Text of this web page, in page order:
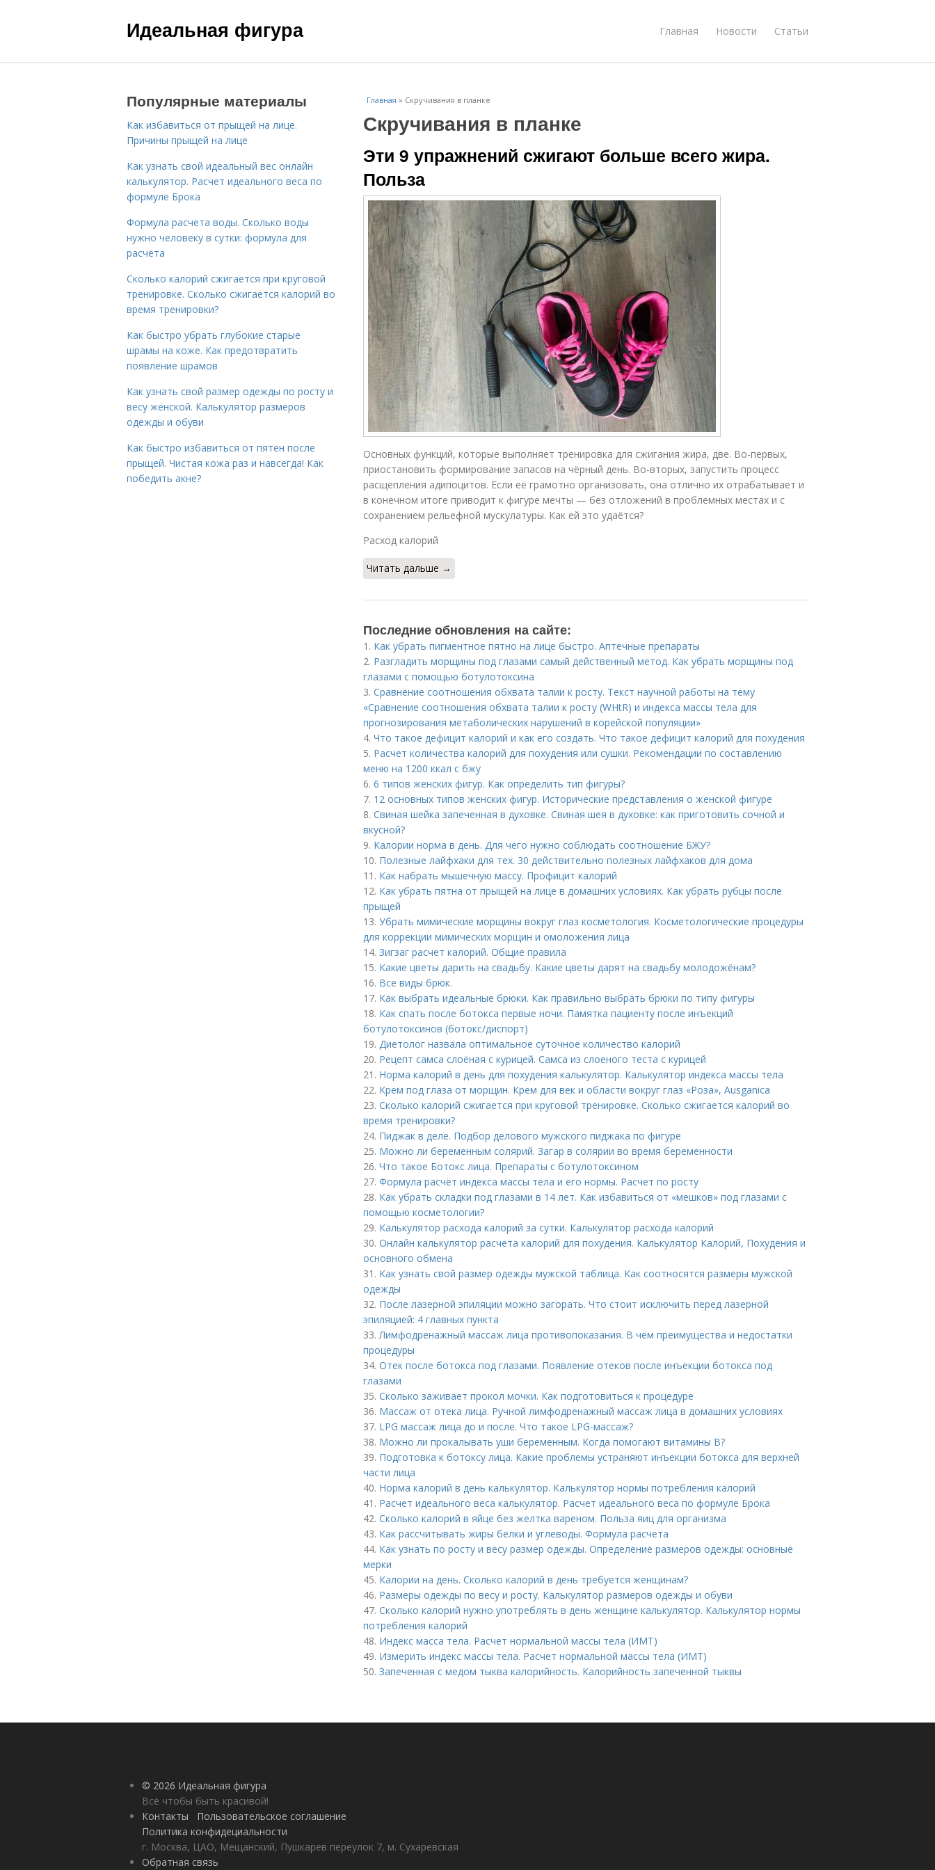
Идеальная фигура Главная Новости Статьи
Главная » Скручивания в планке
Скручивания в планке
Эти 9 упражнений сжигают больше всего жира.
Польза
Основных функций, которые выполняет тренировка для сжигания жира, две. Во-первых,
приостановить формирование запасов на чёрный день. Во-вторых, запустить процесс
расщепления адипоцитов. Если её грамотно организовать, она отлично их отрабатывает и
в конечном итоге приводит к фигуре мечты — без отложений в проблемных местах и с
сохранением рельефной мускулатуры. Как ей это удаётся?
Расход калорий
Читать дальше →
Последние обновления на сайте:
1. Как убрать пигментное пятно на лице быстро. Аптечные препараты
2. Разгладить морщины под глазами самый действенный метод. Как убрать морщины под
глазами с помощью ботулотоксина
3. Сравнение соотношения обхвата талии к росту. Текст научной работы на тему
«Сравнение соотношения обхвата талии к росту (WHtR) и индекса массы тела для
прогнозирования метаболических нарушений в корейской популяции»
4. Что такое дефицит калорий и как его создать. Что такое дефицит калорий для похудения
5. Расчет количества калорий для похудения или сушки. Рекомендации по составлению
меню на 1200 ккал с бжу
6. 6 типов женских фигур. Как определить тип фигуры?
7. 12 основных типов женских фигур. Исторические представления о женской фигуре
8. Свиная шейка запеченная в духовке. Свиная шея в духовке: как приготовить сочной и
вкусной?
9. Калории норма в день. Для чего нужно соблюдать соотношение БЖУ?
10. Полезные лайфхаки для тех. 30 действительно полезных лайфхаков для дома
11. Как набрать мышечную массу. Профицит калорий
12. Как убрать пятна от прыщей на лице в домашних условиях. Как убрать рубцы после
прыщей
13. Убрать мимические морщины вокруг глаз косметология. Косметологические процедуры
для коррекции мимических морщин и омоложения лица
14. Зигзаг расчет калорий. Общие правила
15. Какие цветы дарить на свадьбу. Какие цветы дарят на свадьбу молодожёнам?
16. Все виды брюк.
17. Как выбрать идеальные брюки. Как правильно выбрать брюки по типу фигуры
18. Как спать после ботокса первые ночи. Памятка пациенту после инъекций
ботулотоксинов (ботокс/диспорт)
19. Диетолог назвала оптимальное суточное количество калорий
20. Рецепт самса слоёная с курицей. Самса из слоеного теста с курицей
21. Норма калорий в день для похудения калькулятор. Калькулятор индекса массы тела
22. Крем под глаза от морщин. Крем для век и области вокруг глаз «Роза», Ausganica
23. Сколько калорий сжигается при круговой тренировке. Сколько сжигается калорий во
время тренировки?
24. Пиджак в деле. Подбор делового мужского пиджака по фигуре
25. Можно ли беременным солярий. Загар в солярии во время беременности
26. Что такое Ботокс лица. Препараты с ботулотоксином
27. Формула расчёт индекса массы тела и его нормы. Расчет по росту
28. Как убрать складки под глазами в 14 лет. Как избавиться от «мешков» под глазами с
помощью косметологии?
29. Калькулятор расхода калорий за сутки. Калькулятор расхода калорий
30. Онлайн калькулятор расчета калорий для похудения. Калькулятор Калорий, Похудения и
основного обмена
31. Как узнать свой размер одежды мужской таблица. Как соотносятся размеры мужской
одежды
32. После лазерной эпиляции можно загорать. Что стоит исключить перед лазерной
эпиляцией: 4 главных пункта
33.Лимфодренажный массаж лица противопоказания. В чём преимущества и недостатки
процедуры
34. Отек после ботокса под глазами. Появление отеков после инъекции ботокса под
глазами
35. Сколько заживает прокол мочки. Как подготовиться к процедуре
36. Массаж от отека лица. Ручной лимфодренажный массаж лица в домашних условиях
37. LPG массаж лица до и после. Что такое LPG-массаж?
38. Можно ли прокалывать уши беременным. Когда помогают витамины B?
39. Подготовка к ботоксу лица. Какие проблемы устраняют инъекции ботокса для верхней
части лица
40. Норма калорий в день калькулятор. Калькулятор нормы потребления калорий
41. Расчет идеального веса калькулятор. Расчет идеального веса по формуле Брока
42. Сколько калорий в яйце без желтка вареном. Польза яиц для организма
43. Как рассчитывать жиры белки и углеводы. Формула расчета
44. Как узнать по росту и весу размер одежды. Определение размеров одежды: основные
мерки
45. Калории на день. Сколько калорий в день требуется женщинам?
46. Размеры одежды по весу и росту. Калькулятор размеров одежды и обуви
47. Сколько калорий нужно употреблять в день женщине калькулятор. Калькулятор нормы
потребления калорий
48. Индекс масса тела. Расчет нормальной массы тела (ИМТ)
49. Измерить индекс массы тела. Расчет нормальной массы тела (ИМТ)
50. Запеченная с медом тыква калорийность. Калорийность запеченной тыквы
Популярные материалы
Как избавиться от прыщей на лице.
Причины прыщей на лице
Как узнать свой идеальный вес онлайн
калькулятор. Расчет идеального веса по
формуле Брока
Формула расчета воды. Сколько воды
нужно человеку в сутки: формула для
расчёта
Сколько калорий сжигается при круговой
тренировке. Сколько сжигается калорий во
время тренировки?
Как быстро убрать глубокие старые
шрамы на коже. Как предотвратить
появление шрамов
Как узнать свой размер одежды по росту и
весу женской. Калькулятор размеров
одежды и обуви
Как быстро избавиться от пятен после
прыщей. Чистая кожа раз и навсегда! Как
победить акне?
© 2026 Идеальная фигура
Всё чтобы быть красивой!
Контакты
Пользовательское соглашение
Политика конфидециальности
г. Москва, ЦАО, Мещанский, Пушкарев переулок 7, м. Сухаревская
Обратная связь